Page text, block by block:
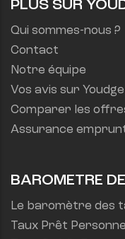
PLUS SUR
Qui sommes-nous ?
Contact
Notre équipe
Vos avis sur Youdge
Comparer les
Assurance
BAROMETRE
Le baromètre des
Taux Prêt Personnel